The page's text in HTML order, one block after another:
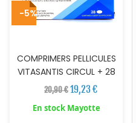
COMPRIMERS PELLICULES
VITASANTIS CIRCUL + 28
20,90 €19,23 €
En stock Mayotte
-5%